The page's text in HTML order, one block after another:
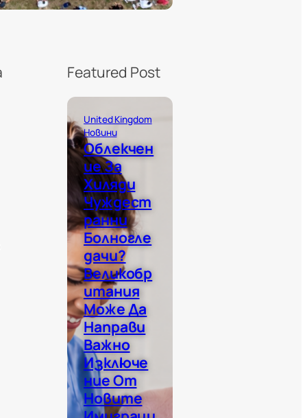
Featured Post
United Kingdom
Новини
Облекчен
Ие За
Хиляди
Чуждест
Ранни
Болногле
Дачи?
Великобр
Итания
Може Да
Направи
Важно
Изключе
Ние От
Новите